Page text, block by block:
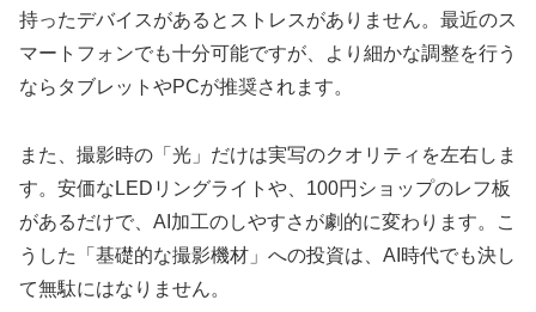
持ったデバイスがあるとストレスがありません。最近のス
マートフォンでも十分可能ですが、より細かな調整を行う
ならタブレットやPCが推奨されます。
また、撮影時の「光」だけは実写のクオリティを左右しま
す。安価なLEDリングライトや、100円ショップのレフ板
があるだけで、AI加工のしやすさが劇的に変わります。こ
うした「基礎的な撮影機材」への投資は、AI時代でも決し
て無駄にはなりません。